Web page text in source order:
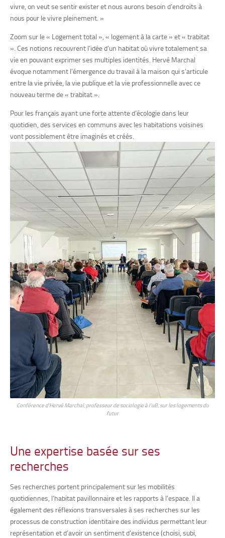
vivre, on veut se sentir exister et nous aurons besoin d’endroits à
nous pour le vivre pleinement. »
Zoom sur le « Logement total », « logement à la carte » et « trabitat
». Ces notions recouvrent l’idée d’un habitat où vivre totalement sa
vie en pouvant exprimer ses multiples identités. Hervé Marchal
évoque notamment l’émergence du travail à la maison qui s’articule
entre la vie privée, la vie publique et la vie professionnelle avec ce
nouveau terme de « trabitat ».
Pour les français ayant une forte attente d’écologie dans leur
quotidien, des services en communs avec les habitations voisines
vont possiblement être imaginés et créés.
Conférence d’Hervé Marchal, professeur de sociologie à l’uB, sur les logements du
futur
Une expertise basée sur ses
recherches
Ses recherches portent principalement sur les mobilités
quotidiennes, l’habitat pavillonnaire et les rapports à l’espace. Il a
également des réflexions transversales à ses recherches sur les
processus de construction identitaire des individus permettant leur
représentation et d’avoir un sentiment d’existence (choisi, subi,